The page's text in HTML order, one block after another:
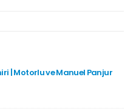
| Motorlu ve Manuel Panjur